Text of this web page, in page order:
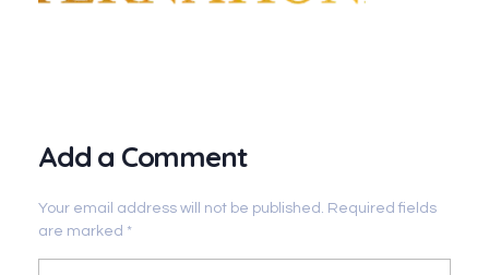
Add a Comment
Your email address will not be published. Required fields
are marked *